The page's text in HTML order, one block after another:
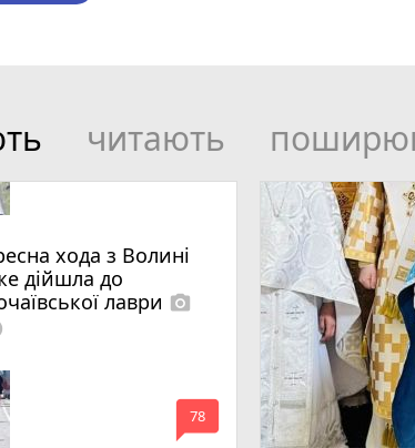
читають
хода з Волині
дійшла до
лаври photo_camera
mode_comment
78